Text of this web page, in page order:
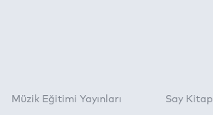
Müzik Eğitimi Yayınları Say Kitap